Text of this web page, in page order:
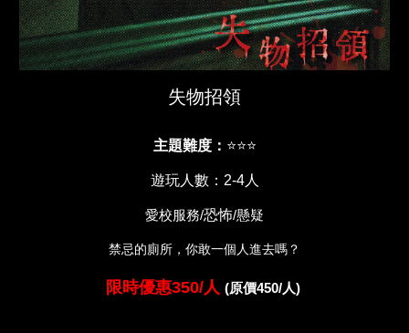
失物招領
主題難度： ⭐⭐⭐
遊玩人數：2-4人
愛校服務/恐怖/懸疑
禁忌的廁所，你敢一個人進去嗎？
限時優惠350/人 (原價450/人)